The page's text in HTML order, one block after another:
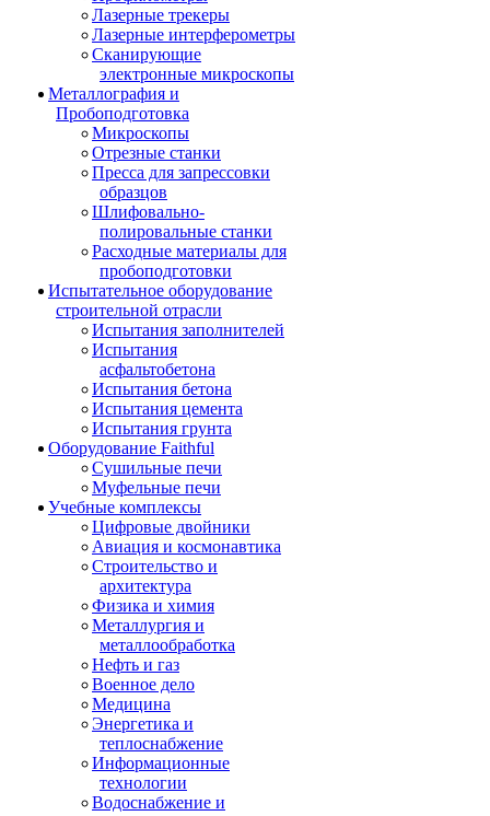
Лазерные трекеры
Лазерные интерферометры
Сканирующие
электронные микроскопы
Металлография и
Пробоподготовка
Микроскопы
Отрезные станки
Пресса для запрессовки
образцов
Шлифовально-
полировальные станки
Расходные материалы для
пробоподготовки
Испытательное оборудование
строительной отрасли
Испытания заполнителей
Испытания
асфальтобетона
Испытания бетона
Испытания цемента
Испытания грунта
Оборудование Faithful
Сушильные печи
Муфельные печи
Учебные комплексы
Цифровые двойники
Авиация и космонавтика
Строительство и
архитектура
Физика и химия
Металлургия и
металлообработка
Нефть и газ
Военное дело
Медицина
Энергетика и
теплоснабжение
Информационные
технологии
Водоснабжение и